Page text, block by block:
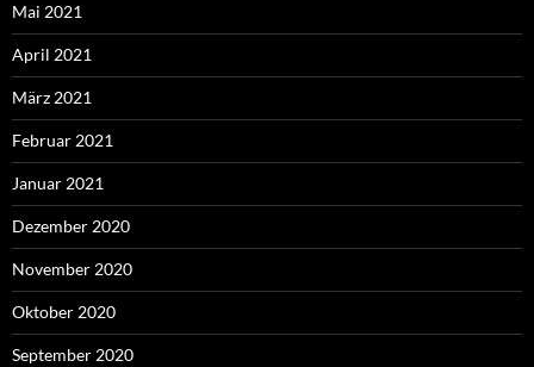
Mai 2021
April 2021
März 2021
Februar 2021
Januar 2021
Dezember 2020
November 2020
Oktober 2020
September 2020